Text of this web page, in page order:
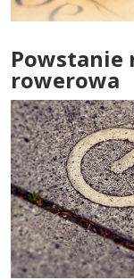
Powstanie
rowerowa